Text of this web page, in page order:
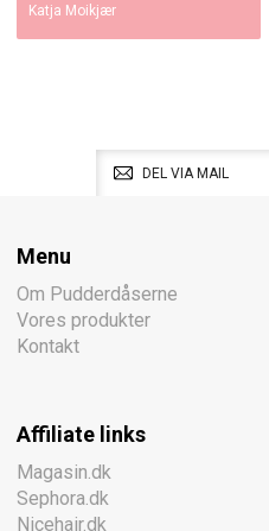
Katja Moikjær
DEL VIA MAIL
Menu
Om Pudderdåserne
Vores produkter
Kontakt
Affiliate links
Magasin.dk
Sephora.dk
Nicehair.dk